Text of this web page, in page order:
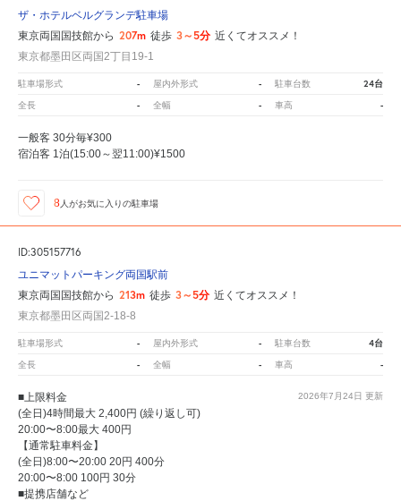
ザ・ホテルベルグランデ駐車場
東京両国国技館から 207m 徒歩 3～5分 近くてオススメ！
東京都墨田区両国2丁目19-1
駐車場形式 - 屋内外形式 - 駐車台数 24台
全長 - 全幅 - 車高 -
一般客 30分毎¥300
宿泊客 1泊(15:00～翌11:00)¥1500
8 人がお気に入りの駐車場
ID:305157716
ユニマットパーキング両国駅前
東京両国国技館から 213m 徒歩 3～5分 近くてオススメ！
東京都墨田区両国2-18-8
駐車場形式 - 屋内外形式 - 駐車台数 4台
全長 - 全幅 - 車高 -
2026年7月24日 更新
■上限料金
(全日)4時間最大 2,400円 (繰り返し可)
20:00〜8:00最大 400円
【通常駐車料金】
(全日)8:00〜20:00 20円 400分
20:00〜8:00 100円 30分
■提携店舗など